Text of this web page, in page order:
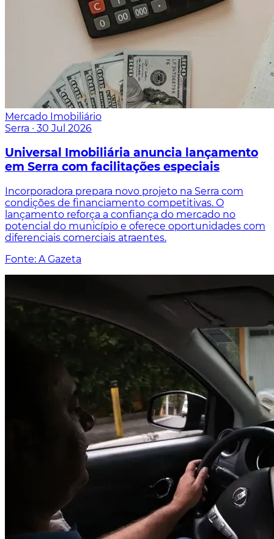
Mercado Imobiliário
Serra · 30 Jul 2026
Universal Imobiliária anuncia lançamento
em Serra com facilitações especiais
Incorporadora prepara novo projeto na Serra com
condições de financiamento competitivas. O
lançamento reforça a confiança do mercado no
potencial do município e oferece oportunidades com
diferenciais comerciais atraentes.
Fonte: A Gazeta